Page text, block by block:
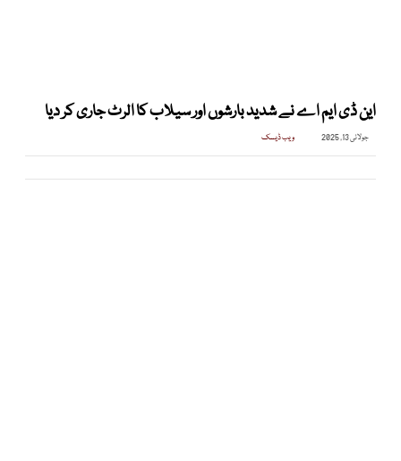
این ڈی ایم اے نے شدید بارشوں اور سیلاب کا الرٹ جاری کر دیا
جولائی 13, 2025 ویب ڈیسک